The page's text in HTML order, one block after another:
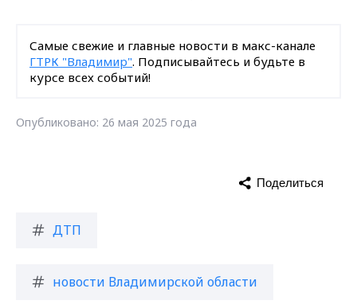
Самые свежие и главные новости в макс-канале
ГТРК "Владимир". Подписывайтесь и будьте в
курсе всех событий!
Опубликовано: 26 мая 2025 года
ДТП
новости Владимирской области
Поделиться